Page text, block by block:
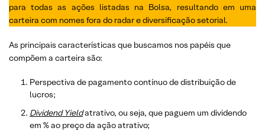
para todas as ações listadas na Bolsa, resultando em uma
carteira com nomes fora do radar e diversificação setorial.
As principais características que buscamos nos papéis que
compõem a carteira são:
Perspectiva de pagamento contínuo de distribuição de
lucros;
Dividend Yieldatrativo, ou seja, que paguem um dividendo
em % ao preço da ação atrativo;